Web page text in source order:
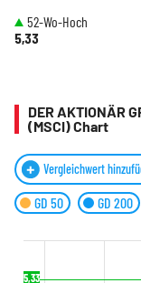
52-Wo-Hoch
5,33
DER AKTIONÄR
(MSCI) Chart
Vergleichwert
GD 50 GD 200
5,33